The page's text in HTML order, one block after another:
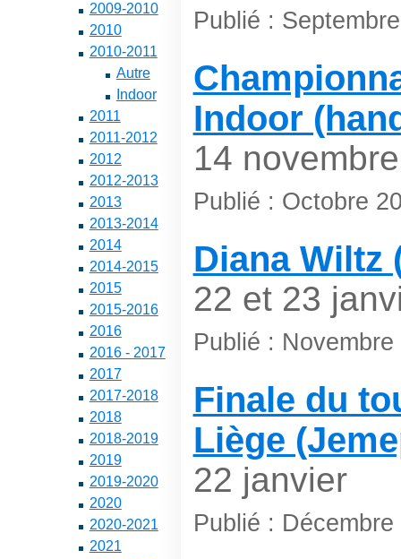
2009-2010
2010
2010-2011
Autre
Indoor
2011
2011-2012
2012
2012-2013
2013
2013-2014
2014
2014-2015
2015
2015-2016
2016
2016 - 2017
2017
2017-2018
2018
2018-2019
2019
2019-2020
2020
2020-2021
2021
Publié :
Indoor
14 novembre
Publié : Octobre
Diana Wiltz
22 et 23
Publié : Novembre
Finale du
Liège
22 janvier
Publié : Décembre